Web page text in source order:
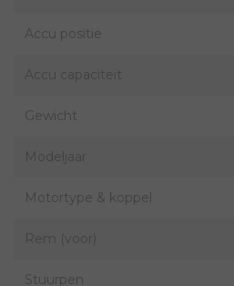
Accu positie
Accu capaciteit
Gewicht
Modeljaar
Motortype & koppel
Rem (voor)
Stuurpen